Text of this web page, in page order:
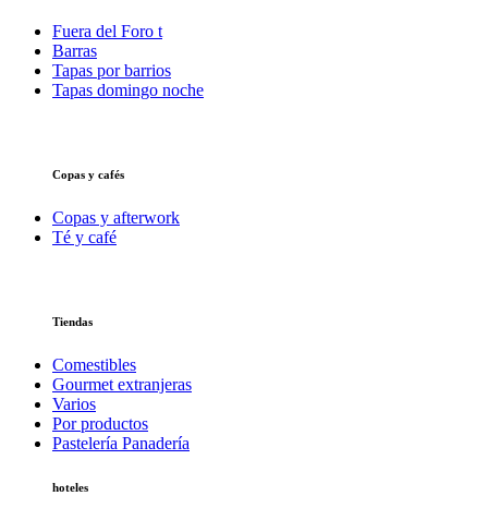
Fuera del Foro t
Barras
Tapas por barrios
Tapas domingo noche
Copas y cafés
Copas y afterwork
Té y café
Tiendas
Comestibles
Gourmet extranjeras
Varios
Por productos
Pastelería Panadería
hoteles